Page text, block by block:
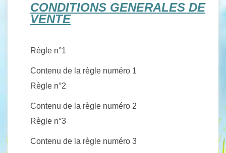
CONDITIONS GENERALES DE
VENTE
Règle n°1
Contenu de la règle numéro 1
Règle n°2
Contenu de la règle numéro 2
Règle n°3
Contenu de la règle numéro 3